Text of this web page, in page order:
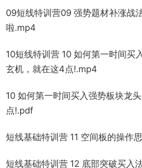
09短线特训营09 强势题材补涨战
啦.mp4
10短线特训营 10 如何第一时间买
玄机，就在这4点!.mp4
10 如何第一时间买入强势板块龙
点!.pdf
短线基础特训营 11 空间板的操作
短线基础特训营 12 底部突破买入